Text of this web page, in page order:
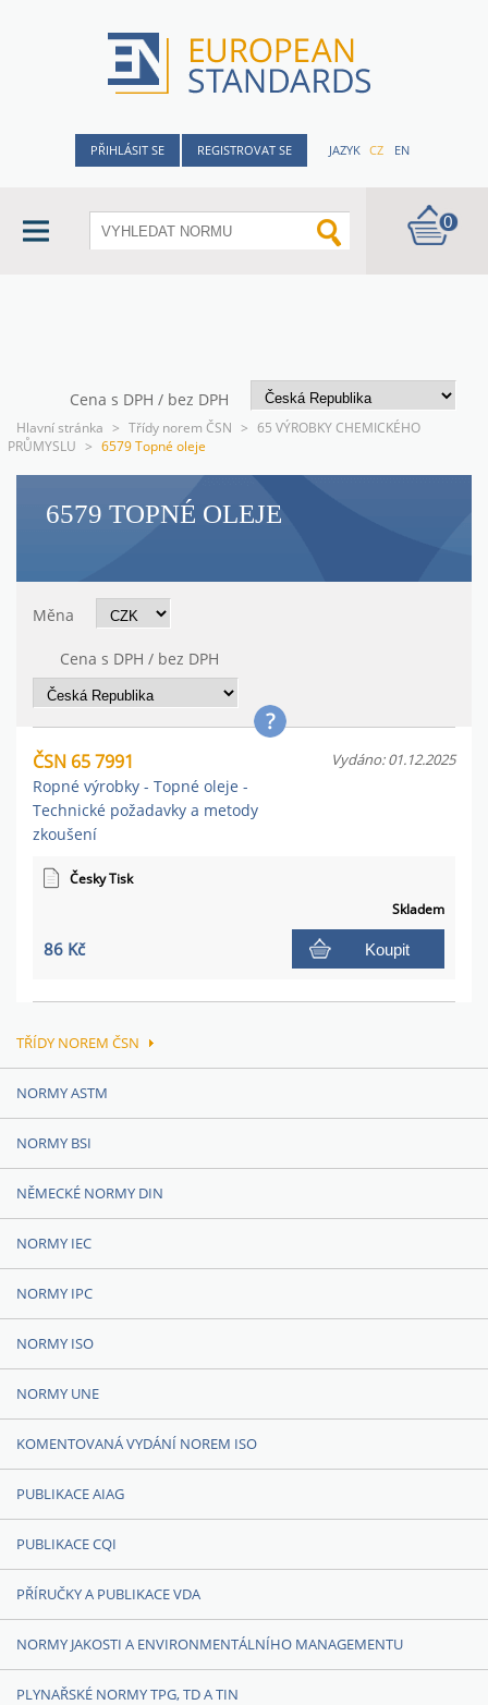
PŘIHLÁSIT SE REGISTROVAT SE JAZYK CZ EN
0
Cena s DPH / bez DPH
Hlavní stránka > Třídy norem ČSN > 65 VÝROBKY CHEMICKÉHO
PRŮMYSLU > 6579 Topné oleje
6579 TOPNÉ OLEJE
Měna
Cena s DPH / bez DPH
ČSN 65 7991
Ropné výrobky - Topné oleje -
Technické požadavky a metody
zkoušení
Vydáno: 01.12.2025
Česky Tisk
Skladem
86 Kč Koupit
TŘÍDY NOREM ČSN
NORMY ASTM
NORMY BSI
NĚMECKÉ NORMY DIN
NORMY IEC
NORMY IPC
NORMY ISO
NORMY UNE
KOMENTOVANÁ VYDÁNÍ NOREM ISO
PUBLIKACE AIAG
PUBLIKACE CQI
PŘÍRUČKY A PUBLIKACE VDA
NORMY JAKOSTI A ENVIRONMENTÁLNÍHO MANAGEMENTU
PLYNAŘSKÉ NORMY TPG, TD A TIN